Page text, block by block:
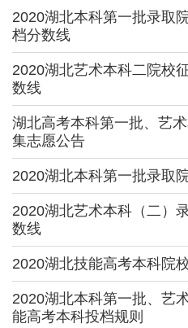
2020湖北本科第一批录取
档分数线
2020湖北艺术本科二院校
数线
湖北高考本科第一批、艺
集志愿公告
2020湖北本科第一批录取
2020湖北艺术本科（二）
数线
2020湖北技能高考本科院
2020湖北本科第一批、艺
能高考本科投档规则